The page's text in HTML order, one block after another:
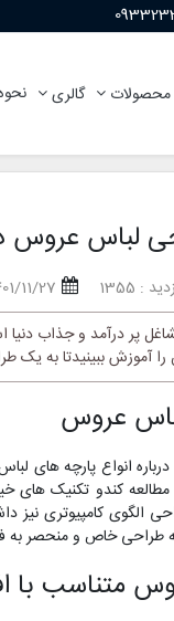
محصولات گالری
لباس
: 1355
11/27
پر درآمد و جذاب دنیا
آموزش ببینیدتا به
عروس
انواع پارچه های
کندو تکنیک های
الگوی کامپیوتری
طراحی خاص و منحصر به
متناسب با